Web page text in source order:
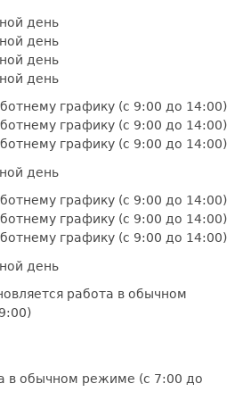
день
день
день
день
графику (с 9:00 до 14:00)
графику (с 9:00 до 14:00)
графику (с 9:00 до 14:00)
день
графику (с 9:00 до 14:00)
графику (с 9:00 до 14:00)
графику (с 9:00 до 14:00)
день
работа в обычном
в обычном режиме (с 7:00 до